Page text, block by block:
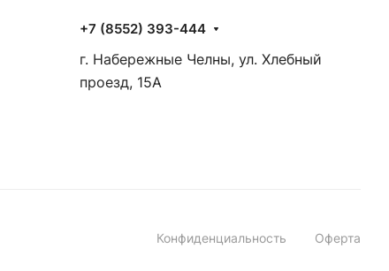
+7 (8552) 393-444
г. Набережные Челны, ул. Хлебный
проезд, 15А
Конфиденциальность Оферта